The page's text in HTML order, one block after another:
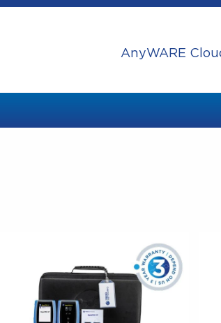
AnyWARE